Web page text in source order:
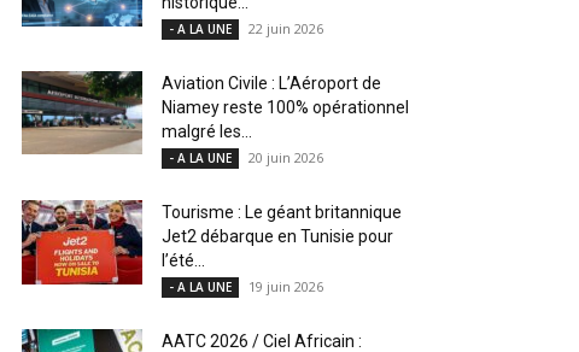
- A LA UNE 22 juin 2026
Aviation Civile : L’Aéroport de
Niamey reste 100% opérationnel
malgré les...
- A LA UNE 20 juin 2026
Tourisme : Le géant britannique
Jet2 débarque en Tunisie pour
l’été...
- A LA UNE 19 juin 2026
AATC 2026 / Ciel Africain :